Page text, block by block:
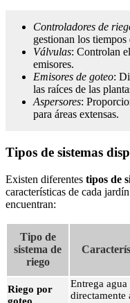
Controladores de
gestionan los tiempos
Válvulas: Controlan
emisores.
Emisores de goteo:
las raíces de las
Aspersores:
para áreas extensas.
Tipos de sistemas
Existen diferentes tipos de
características de cada
encuentran:
Tipo de
sistema de
riego
Riego por
goteo
Entrega agua
directamente